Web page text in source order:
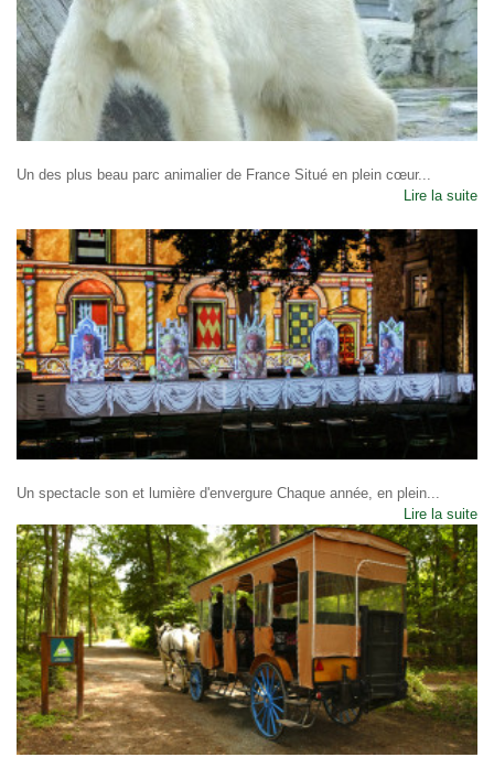
Un des plus beau parc animalier de France Situé en plein cœur...
Lire la suite
Un spectacle son et lumière d'envergure Chaque année, en plein...
Lire la suite